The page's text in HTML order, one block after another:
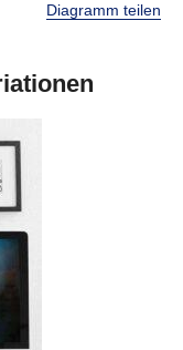
Diagramm teilen